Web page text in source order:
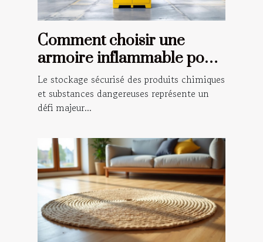
Comment choisir une
armoire inflammable pour
la sécurité de votre
entreprise
Le stockage sécurisé des produits chimiques
et substances dangereuses représente un
défi majeur...